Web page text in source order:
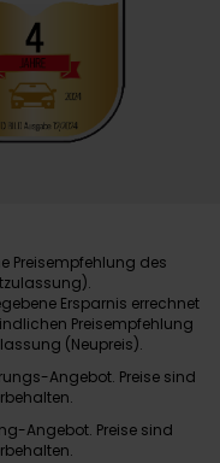
Preisempfehlung des
Ersparnis errechnet
Preisempfehlung
(Neupreis).
Angebot. Preise sind
Angebot. Preise sind